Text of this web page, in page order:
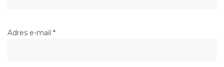
Adres e-mail *